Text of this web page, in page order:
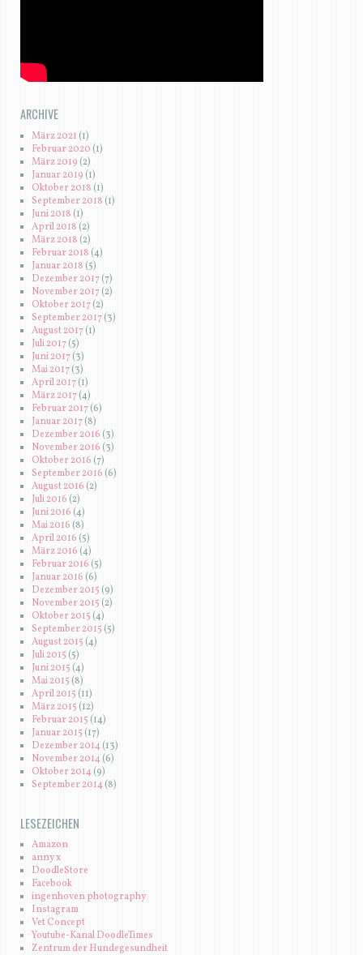
ARCHIVE
März 2021 (1)
Februar 2020 (1)
März 2019 (2)
Januar 2019 (1)
Oktober 2018(1)
September 2018 (1)
Juni 2018 (1)
April 2018(2)
März 2018 (2)
Februar 2018 (4)
Januar 2018 (5)
Dezember 2017(7)
November 2017(2)
Oktober 2017(2)
September 2017(3)
August 2017(1)
Juli 2017(5)
Juni 2017(3)
Mai 2017(3)
April 2017(1)
März 2017(4)
Februar 2017(6)
Januar 2017(8)
Dezember 2016 (3)
November 2016 (3)
Oktober 2016(7)
September 2016 (6)
August 2016 (2)
Juli 2016(2)
Juni 2016 (4)
Mai 2016 (8)
April 2016(5)
März 2016 (4)
Februar 2016 (5)
Januar 2016 (6)
Dezember 2015 (9)
November 2015 (2)
Oktober 2015 (4)
September 2015 (5)
August 2015 (4)
Juli 2015 (5)
Juni 2015 (4)
Mai 2015 (8)
April 2015 (11)
März 2015(12)
Februar 2015 (14)
Januar 2015 (17)
Dezember 2014(13)
November 2014(6)
Oktober 2014(9)
September 2014(8)
LESEZEICHEN
Amazon
anny x
DoodleStore
Facebook
ingenhoven photography
Instagram
Vet Concept
Youtube-Kanal DoodleTimes
Zentrum der Hundegesundheit